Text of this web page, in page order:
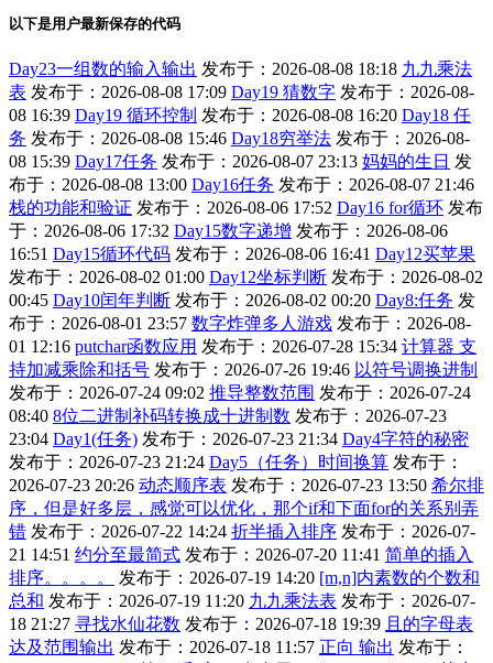
以下是用户最新保存的代码
Day23一组数的输入输出 发布于：2026-08-08 18:18 九九乘法
表 发布于：2026-08-08 17:09 Day19 猜数字 发布于：2026-08-
08 16:39 Day19 循环控制 发布于：2026-08-08 16:20 Day18 任
务 发布于：2026-08-08 15:46 Day18穷举法 发布于：2026-08-
08 15:39 Day17任务 发布于：2026-08-07 23:13 妈妈的生日 发
布于：2026-08-08 13:00 Day16任务 发布于：2026-08-07 21:46
栈的功能和验证 发布于：2026-08-06 17:52 Day16 for循环 发布
于：2026-08-06 17:32 Day15数字递增 发布于：2026-08-06
16:51 Day15循环代码 发布于：2026-08-06 16:41 Day12买苹果
发布于：2026-08-02 01:00 Day12坐标判断 发布于：2026-08-02
00:45 Day10闰年判断 发布于：2026-08-02 00:20 Day8:任务 发
布于：2026-08-01 23:57 数字炸弹多人游戏 发布于：2026-08-
01 12:16 putchar函数应用 发布于：2026-07-28 15:34 计算器 支
持加减乘除和括号 发布于：2026-07-26 19:46 以符号调换进制
发布于：2026-07-24 09:02 推导整数范围 发布于：2026-07-24
08:40 8位二进制补码转换成十进制数 发布于：2026-07-23
23:04 Day1(任务) 发布于：2026-07-23 21:34 Day4字符的秘密
发布于：2026-07-23 21:24 Day5（任务）时间换算 发布于：
2026-07-23 20:26 动态顺序表 发布于：2026-07-23 13:50 希尔排
序，但是好多层，感觉可以优化，那个if和下面for的关系别弄
错 发布于：2026-07-22 14:24 折半插入排序 发布于：2026-07-
21 14:51 约分至最简式 发布于：2026-07-20 11:41 简单的插入
排序。。。。
发布于：2026-07-19 14:20 [m,n]内素数的个数和
总和 发布于：2026-07-19 11:20 九九乘法表 发布于：2026-07-
18 21:27 寻找水仙花数 发布于：2026-07-18 19:39 且的字母表
达及范围输出 发布于：2026-07-18 11:57 正向 输出 发布于：